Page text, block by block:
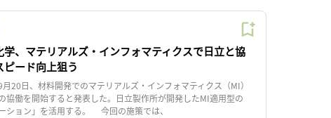
学、マテリアルズ・インフォマティクスで日立と協
ード向上狙う
20日、材料開発でのマテリアルズ・インフォマティクス（MI）
協働を開始すると発表した。日立製作所が開発したMI適用型の
ション」を活用する。 今回の施策では、